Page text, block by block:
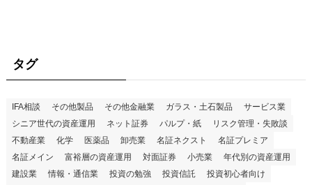
タグ
IFA相談 その他製品 その他金融業 ガラス・土石製品
サービス業
シニア世代の資産運用
ネット証券 パルプ・紙
リスク管理・失敗談
不動産業
化学 医薬品 卸売業 名証ネクスト
名証プレミア
名証メイン
富裕層の資産運用 対面証券 小売業
年代別の資産運用
建設業
情報・通信業 投資の勉強 投資信託
投資初心者向け